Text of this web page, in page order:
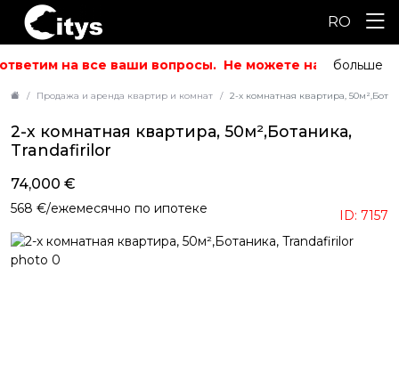
RO
на все ваши вопросы. Не можете найти то, что
больше
Продажа и аренда квартир и комнат 2-х комнатная квартира,
2-х комнатная квартира, 50м²,Ботаника,
Trandafirilor
ID: 7157
74,000 €
568 €/ежемесячно по ипотеке